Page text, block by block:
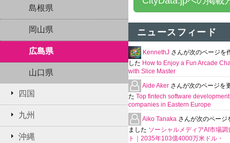
島根県
岡山県
広島県
山口県
四国
九州
沖縄
ニュースフィード
KennethJ さんが次のページを
した How to Enjoy a Fun Arcade
with Slice Master
Aide Aker さんが次のページを
た Top fintech software development
companies in Eastern Europe
Aiko Tanaka さんが次のページ
ました ソーシャルメディアAI市場調
ト｜2035年103億4000万米ドル・